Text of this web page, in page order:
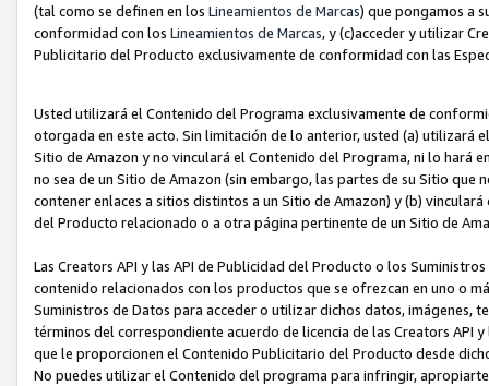
(tal como se definen en los Lineamientos de Marcas) que pongamos a
conformidad con los Lineamientos de Marcas, y (c)acceder y utilizar
Publicitario del Producto exclusivamente de conformidad con las
Usted utilizará el Contenido del Programa exclusivamente de
otorgada en este acto. Sin limitación de lo anterior, usted (a) utilizará
Sitio de Amazon y no vinculará el Contenido del Programa, ni lo hará
no sea de un Sitio de Amazon (sin embargo, las partes de su Sitio
contener enlaces a sitios distintos a un Sitio de Amazon) y (b)
del Producto relacionado o a otra página pertinente de un Sitio de
Las Creators API y las API de Publicidad del Producto o los
contenido relacionados con los productos que se ofrezcan en uno o
Suministros de Datos para acceder o utilizar dichos datos,
términos del correspondiente acuerdo de licencia de las Creators API
que le proporcionen el Contenido Publicitario del Producto desde
No puedes utilizar el Contenido del programa para infringir,